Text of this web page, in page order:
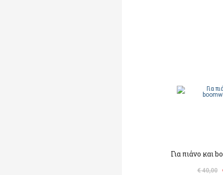
Για πιάνο και
€ 40,00